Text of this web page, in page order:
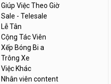
Giúp Việc Theo Giờ
Sale - Telesale
Lễ Tân
Cộng Tác Viên
Xếp Bóng Bi a
Trông Xe
Việc Khác
Nhân viên content